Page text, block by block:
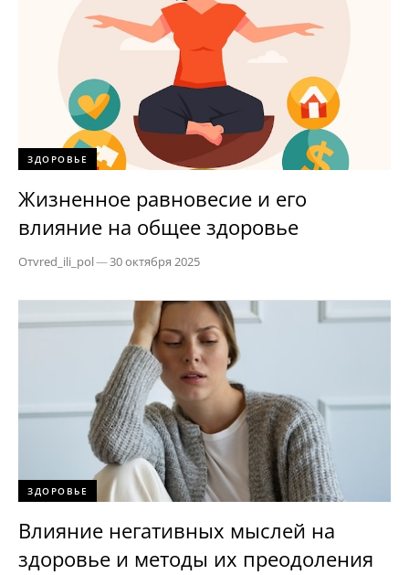
ЗДОРОВЬЕ
Жизненное равновесие и его
влияние на общее здоровье
Отvred_ili_pol—30 октября 2025
ЗДОРОВЬЕ
Влияние негативных мыслей на
здоровье и методы их преодоления